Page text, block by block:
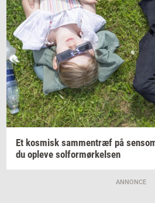
Et kos­misk sam­men­træf på
du op­le­ve sol­for­mør­kel­sen
ANNONCE